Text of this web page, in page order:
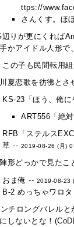
ttps://
さんくす。ほ
辺りが更にくれば
かアイドル人形
この子も民間転用
夏恋歌を彷彿とさ
KS-23「ほう、
ART556「絶
RFB「ステルス
草 -- 2019-08-26 (月)
形どっかで見た
おま俺 -- 2019-08-23
B-2 めっちゃワロ
チロングバレル
しないとな！